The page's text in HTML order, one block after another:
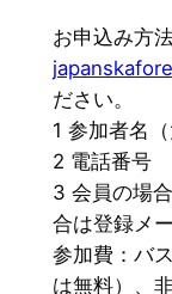
お申込み方
japanska
ださい。
1 参加者名
2 電話番号
3 会員の場
合は登録メ
参加費：バ
は無料）、